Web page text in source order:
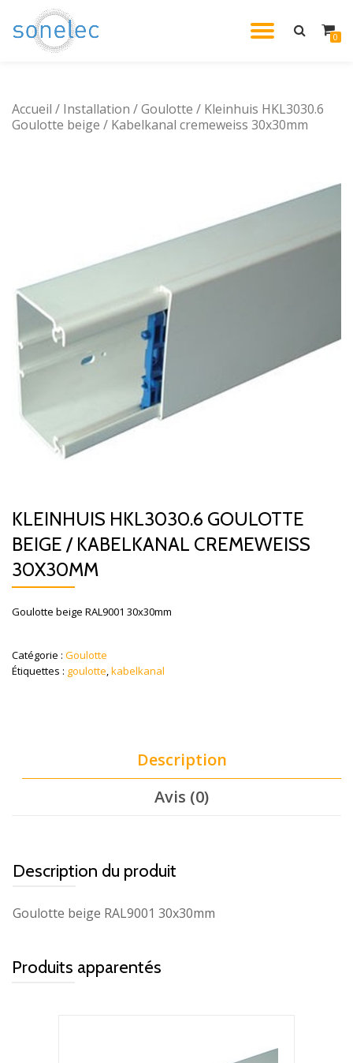
Aller
0
Accueil / Installation /Goulotte / Kleinhuis HKL3030.6
Goulotte beige / Kabelkanal cremeweiss 30x30mm
KLEINHUIS HKL3030.6 GOULOTTE
BEIGE / KABELKANAL CREMEWEISS
30X30MM
Goulotte beige RAL9001 30x30mm
Catégorie : Goulotte
Étiquettes : goulotte,kabelkanal
Description
Avis (0)
Description du produit
Goulotte beige RAL9001 30x30mm
Produits apparentés